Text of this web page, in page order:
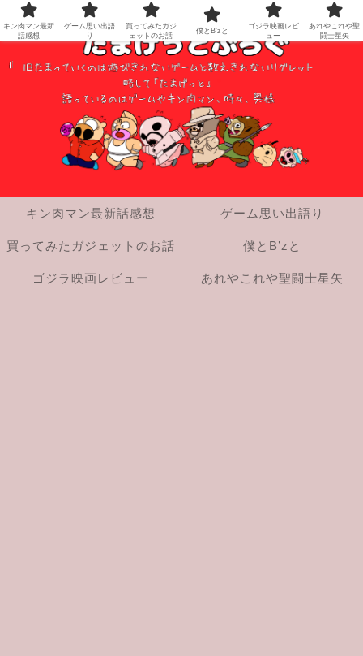
キン肉マン最新話感想 ゲーム思い出語り
買ってみたガジェットのお話 僕とB’zと
ゴジラ映画レビュー あれやこれや聖闘士星矢
キン肉マン最新
話感想
ゲーム思い出語
り
買ってみたガジ
ェットのお話
僕とB’zと
ゴジラ映画レビ
ュー
あれやこれや聖
闘士星矢